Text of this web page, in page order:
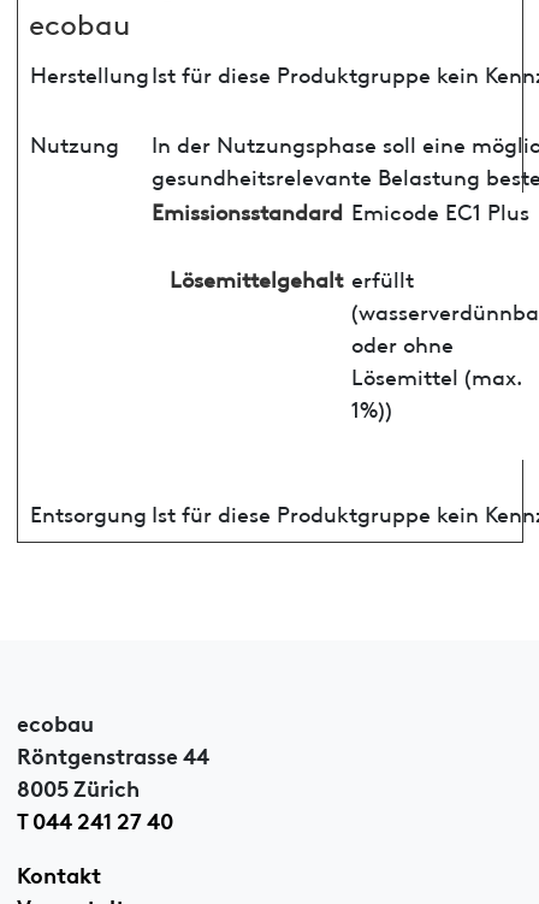
ecobau
HerstellungIst für diese Produktgruppe kein
Nutzung
In der Nutzungsphase soll eine
gesundheitsrelevante Belastung
Emissionsstandard Emicode EC1 Plus
Lösemittelgehalt erfüllt
oder ohne
Lösemittel (max.
1%))
Entsorgung Ist für diese Produktgruppe kein
ecobau
Röntgenstrasse 44
8005 Zürich
T 044 241 27 40
Kontakt